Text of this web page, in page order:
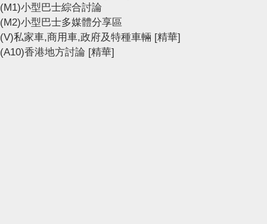
(M1)小型巴士綜合討論
(M2)小型巴士多媒體分享區
(V)私家車,商用車,政府及特種車輛 [精華]
(A10)香港地方討論 [精華]